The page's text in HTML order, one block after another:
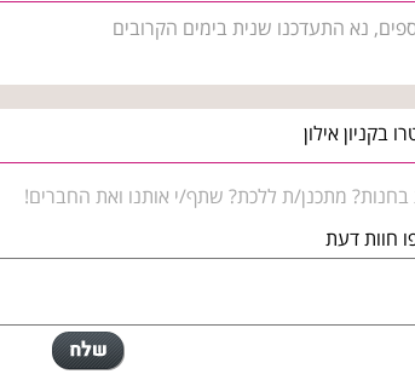
נא התעדכנו שנית בימים הקרובים
בקניון אילון
בחנות? מתכנן/ת ללכת? שתף/י אותנו ואת החברים!
חוות דעת